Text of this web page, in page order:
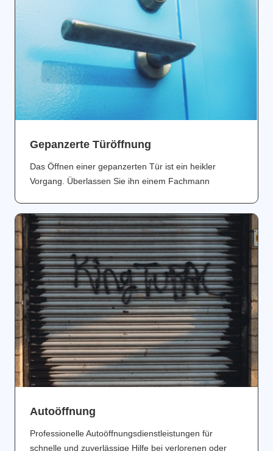
Gepanzerte Türöffnung
Das Öffnen einer gepanzerten Tür ist ein heikler
Vorgang. Überlassen Sie ihn einem Fachmann
Аutoöffnung
Professionelle Autoöffnungsdienstleistungen für
schnelle und zuverlässige Hilfe bei verlorenen oder